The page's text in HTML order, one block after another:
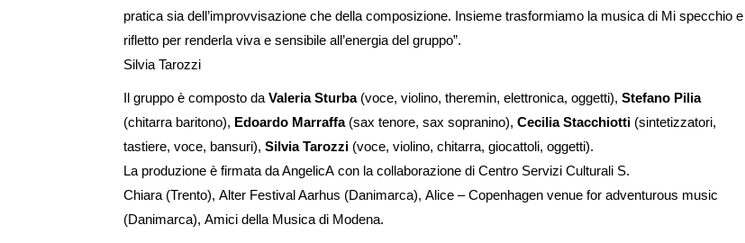
pratica sia dell’improvvisazione che della composizione. Insieme trasformiamo la musica di Mi specchio e
rifletto per renderla viva e sensibile all’energia del gruppo”.
Silvia Tarozzi
Il gruppo è composto da Valeria Sturba(voce, violino, theremin, elettronica, oggetti), Stefano Pilia
(chitarra baritono), Edoardo Marraffa(sax tenore, sax sopranino), Cecilia Stacchiotti (sintetizzatori,
tastiere, voce, bansuri), Silvia Tarozzi (voce, violino, chitarra, giocattoli, oggetti).
La produzione è firmata da AngelicA con la collaborazione di Centro Servizi Culturali S.
Chiara (Trento), Alter Festival Aarhus (Danimarca), Alice – Copenhagen venue for adventurous music
(Danimarca), Amici della Musica di Modena.